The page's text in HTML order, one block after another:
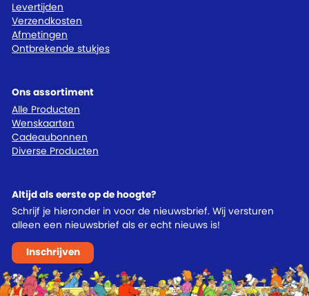
Levertijden
Verzendkosten
Afmetingen
Ontbrekende stukjes
Ons assortiment
Alle Producten
Wenskaarten
Cadeaubonnen
Diverse Producten
Altijd als eerste op de hoogte?
Schrijf je hieronder in voor de nieuwsbrief. Wij versturen
alleen een nieuwsbrief als er echt nieuws is!
Inschrijven